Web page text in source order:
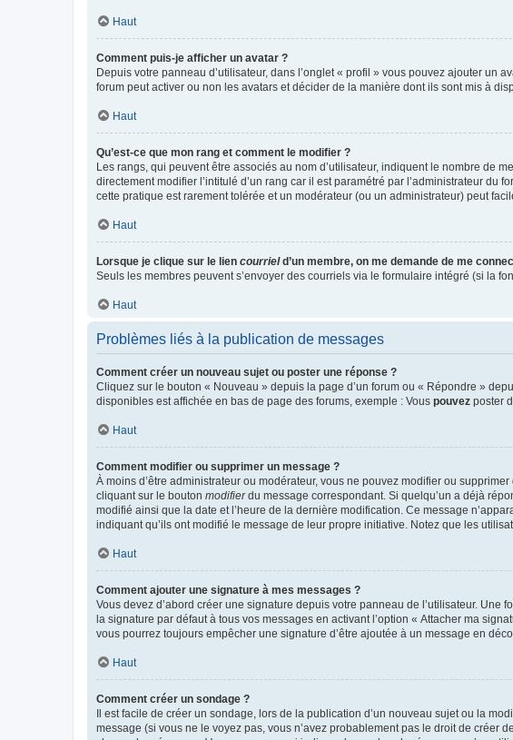
Haut
Comment puis-je afficher un avatar ?
Depuis votre panneau d’utilisateur, dans l’onglet « profil » vous pouvez ajouter un
forum peut activer ou non les avatars et décider de la manière dont ils sont mis à
Haut
Qu’est-ce que mon rang et comment le modifier ?
Les rangs, qui peuvent être associés au nom d’utilisateur, indiquent le nombre de
directement modifier l’intitulé d’un rang car il est paramétré par l’administrateur
cette pratique est rarement tolérée et un modérateur (ou un administrateur) peut
Haut
Lorsque je clique sur le lien courrield’un membre, on me demande de me
Seuls les membres peuvent s’envoyer des courriels via le formulaire intégré (si la
Haut
Problèmes liés à la publication de messages
Comment créer un nouveau sujet ou poster une réponse ?
Cliquez sur le bouton « Nouveau » depuis la page d’un forum ou « Répondre »
disponibles est affichée en bas de page des forums, exemple : Vous pouvez poster
Haut
Comment modifier ou supprimer un message ?
À moins d’être administrateur ou modérateur, vous ne pouvez modifier ou
cliquant sur le bouton modifierdu message correspondant. Si quelqu’un a déjà
modifié ainsi que la date et l’heure de la dernière modification. Ce message
indiquant qu’ils ont modifié le message de leur propre initiative. Notez que les
Haut
Comment ajouter une signature à mes messages ?
Vous devez d’abord créer une signature depuis votre panneau de l’utilisateur. Une
la signature par défaut à tous vos messages en activant l’option « Attacher ma
vous pourrez toujours empêcher une signature d’être ajoutée à un message en
Haut
Comment créer un sondage ?
Il est facile de créer un sondage, lors de la publication d’un nouveau sujet ou la
message (si vous ne le voyez pas, vous n’avez probablement pas le droit de